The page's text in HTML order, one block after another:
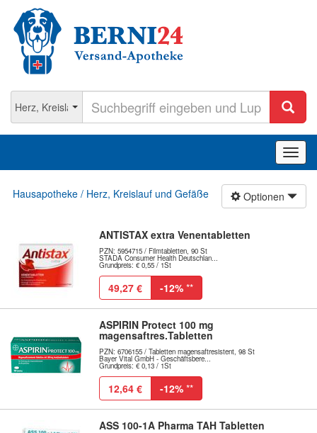
ein-/
Optionen
Hausapotheke / Herz, Kreislauf und Gefäße
ANTISTAX extra Venentabletten
PZN: 5954715 / Filmtabletten, 90 St
STADA Consumer Health Deutschlan...
Grundpreis: € 0,55 / 1St
49,27 € -12% **
ASPIRIN Protect 100 mg
magensaftres.Tabletten
PZN: 6706155 / Tabletten magensaftresistent, 98 St
Bayer Vital GmbH - Geschäftsbere...
Grundpreis: € 0,13 / 1St
12,64 € -12% **
ASS 100-1A Pharma TAH Tabletten